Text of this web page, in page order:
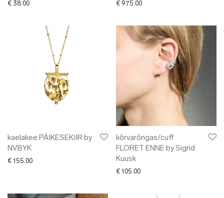
€ 38.00 € 975.00
kaelakee PÄIKESEKIIR by
NVBYK
€ 155.00
kõrvarõngas/cuff
FLORET ENNE by Sigrid
Kuusk
€ 105.00